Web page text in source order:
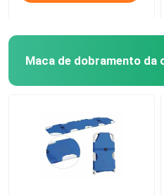
Maca de dobramento da